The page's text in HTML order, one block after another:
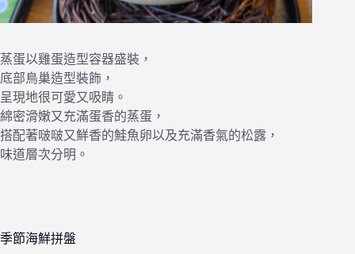
蒸蛋以雞蛋造型容器盛裝，
底部鳥巢造型裝飾，
呈現地很可愛又吸睛。
綿密滑嫩又充滿蛋香的蒸蛋，
搭配著啵啵又鮮香的鮭魚卵以及充滿香氣的松露，
味道層次分明。
季節海鮮拼盤